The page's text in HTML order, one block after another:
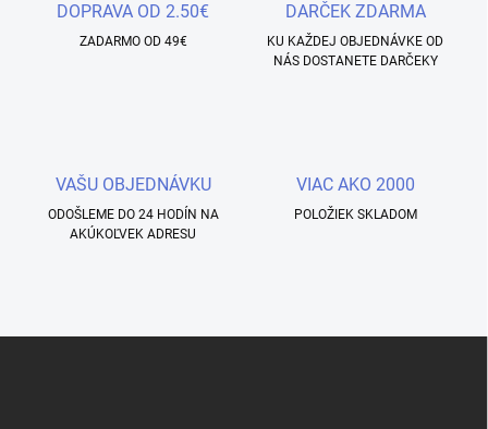
DOPRAVA OD 2.50€
ZADARMO OD 49€
DARČEK ZDARMA
KU KAŽDEJ OBJEDNÁVKE OD
NÁS DOSTANETE DARČEKY
VAŠU OBJEDNÁVKU
ODOŠLEME DO 24 HODÍN NA
AKÚKOĽVEK ADRESU
VIAC AKO 2000
POLOŽIEK SKLADOM